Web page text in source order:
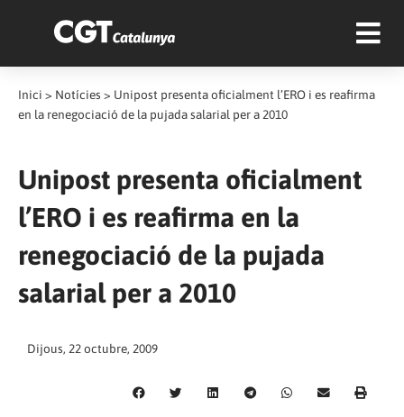
Inici > Notícies > Unipost presenta oficialment l’ERO i es reafirma
en la renegociació de la pujada salarial per a 2010
Unipost presenta oficialment
l’ERO i es reafirma en la
renegociació de la pujada
salarial per a 2010
Dijous, 22 octubre, 2009